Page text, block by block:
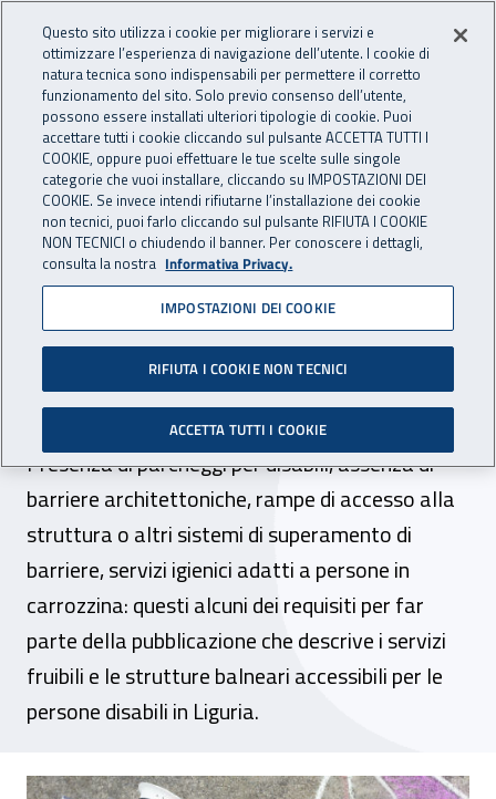
INAIL - Istituto Nazionale
Apri cerca
Navigazione principale
Navigazione - Ti trovi in:
Home Inail comunica News
31 agosto 2016
Guidamare 2017: come
partecipare alla mappatura
delle spiagge accessibili
Presenza di parcheggi per disabili, assenza di
barriere architettoniche, rampe di accesso alla
struttura o altri sistemi di superamento di
barriere, servizi igienici adatti a persone in
carrozzina: questi alcuni dei requisiti per far
parte della pubblicazione che descrive i servizi
fruibili e le strutture balneari accessibili per le
persone disabili in Liguria.
Questo sito utilizza i cookie per migliorare i servizi e
ottimizzare l’esperienza di navigazione dell’utente. I cookie di
natura tecnica sono indispensabili per permettere il corretto
funzionamento del sito. Solo previo consenso dell’utente,
possono essere installati ulteriori tipologie di cookie. Puoi
accettare tutti i cookie cliccando sul pulsante ACCETTA TUTTI I
COOKIE, oppure puoi effettuare le tue scelte sulle singole
categorie che vuoi installare, cliccando su IMPOSTAZIONI DEI
COOKIE. Se invece intendi rifiutarne l’installazione dei cookie
non tecnici, puoi farlo cliccando sul pulsante RIFIUTA I COOKIE
NON TECNICI o chiudendo il banner. Per conoscere i dettagli,
consulta la nostra Informativa Privacy.
IMPOSTAZIONI DEI COOKIE
RIFIUTA I COOKIE NON TECNICI
ACCETTA TUTTI I COOKIE